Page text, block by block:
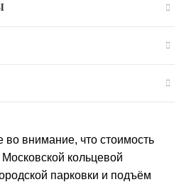
во внимание, что стоимость
кольцевой
парковки и подъём